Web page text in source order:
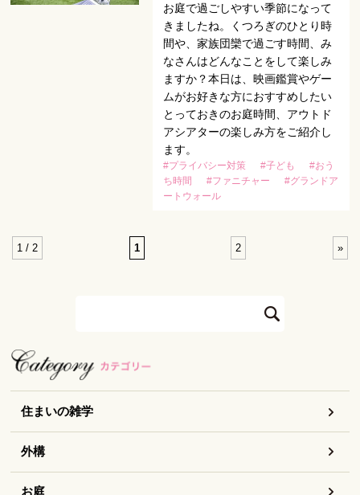
お庭で過ごしやすい季節になって
きましたね。くつろぎのひとり時
間や、家族団欒で過ごす時間、み
なさんはどんなことをして楽しみ
ますか？本日は、映画鑑賞やゲー
ムがお好きな方におすすめしたい
とっておきのお庭時間、アウトド
アシアターの楽しみ方をご紹介し
ます。
#プライバシー対策 #子ども
#おう
ち時間
#ファニチャー
#グランドア
ートウォール
1 / 2 1 2 »
住まいの雑学
外構
お庭